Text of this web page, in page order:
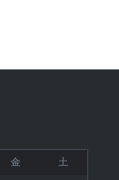
金 土